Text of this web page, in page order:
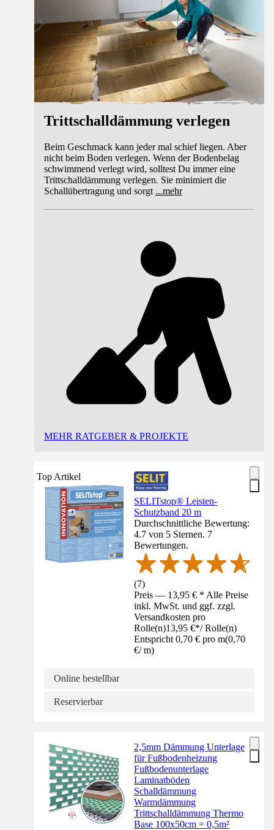
Trittschalldämmung verlegen
Beim Geschmack kann jeder mal schief liegen. Aber
nicht beim Boden verlegen. Wenn der Bodenbelag
schwimmend verlegt wird, solltest Du immer eine
Trittschalldämmung verlegen. Sie minimiert die
Schallübertragung und sorgt ...mehr
MEHR RATGEBER & PROJEKTE
Top Artikel
SELITstop® Leisten-
Schutzband 20 m
Durchschnittliche Bewertung:
4.7 von 5 Sternen. 7
Bewertungen.
(7)
Preis — 13,95 € * Alle Preise
inkl. MwSt. und ggf. zzgl.
Versandkosten pro
Rolle(n)13,95 €*/ Rolle(n)
Entspricht 0,70 € pro m(0,70
€/ m)
Online bestellbar
Reservierbar
2,5mm Dämmung Unterlage
für Fußbodenheizung
Fußbodenunterlage
Laminatböden
Schalldämmung
Warmdämmung
Trittschalldämmung Thermo
Base 100x50cm = 0,5m²